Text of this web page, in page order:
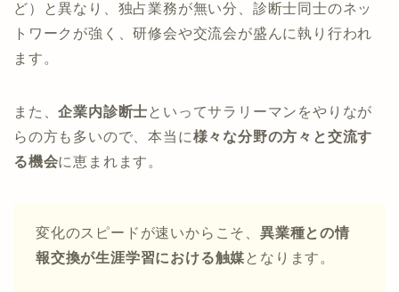
ど）と異なり、独占業務が無い分、診断士同士のネッ
トワークが強く、研修会や交流会が盛んに執り行われ
ます。
また、企業内診断士といってサラリーマンをやりなが
らの方も多いので、本当に様々な分野の方々と交流す
る機会に恵まれます。
変化のスピードが速いからこそ、 異業種との情
報交換が生涯学習における触媒 となります。